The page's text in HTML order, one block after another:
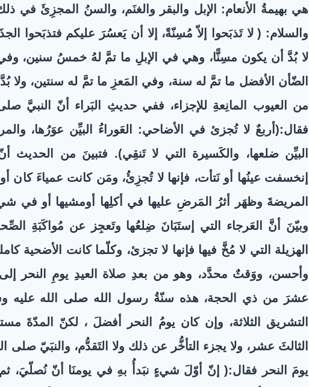
هي بهيمةُ الأنعام: الإبل والبقر والغنَم، والسنُ المجزِئَ في
والسلام: (لا تَذبَحوا إلاّ مُسِنّةً، إلا أن يَعسُرَ عليكم فتذبَحوا
لا بُدَّ أن يكون مسِنًّا، وهي في الإبلِ ما تمَّ لهُ خمسُ سنين،
الضّأن الأفضل ما تمَّ له سنة، وفي المَعزِ ما تمَّ له سنتين، ولا
من العيوب المانِعةِ للإجزاء، ففي حديثِ البَراء أنّ النبيَّ
فقال:( أربعٌ لا تُجزئ في الأضاحي: العَوراءُ البيِّن عوَرُها،
البيِّن ضلعها، والكَسيرة التي لا تَنقِي). فتبينَ من الحديث أنّ
إنخسفت عينُها أو نَتأت، فإنها لا تُجزِئُ، ومَن كانت عمياءَ كان
المريضةَ وظهَر أثرُ المَرضِ عليها في أكلِها أومشيها أو في
وبيّنَ أنَّ العَرجاء التي إستَبَانَ ضِلعُها وتَعجِز عن مُواكَبَةِ
الهزيلة التي لا مُخَّ فيها فإنها لا تجزئ، وكلّما كانت الأضحية
وأحسن، ووَقتٌ محدَّد، وهو من بعدِ صلاة العيدِ يومِ النحر
عشرَ من ذي الحجة، هذه سنّةُ رسول الله صلى الله عليه
التشريق الثلاثة، وإن كان يومُ النحر أفضلَ ، لكنّ
الثالثَ عشر، ولا يجزء التأخُّر عن ذلك ولا التَقدُّم، والنبَيّ
يومَ النحر فقال:(
إنّ أوّلَ شيءٍ نبَدأُ بهِ في يومنَا أنّ نُصلّيَ،